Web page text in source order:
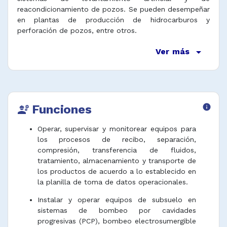
reacondicionamiento de pozos. Se pueden desempeñar
en plantas de producción de hidrocarburos y
perforación de pozos, entre otros.
Ver más arrow_drop_down
engineering Funciones info
Operar, supervisar y monitorear equipos para
los procesos de recibo, separación,
compresión, transferencia de fluidos,
tratamiento, almacenamiento y transporte de
los productos de acuerdo a lo establecido en
la planilla de toma de datos operacionales.
Instalar y operar equipos de subsuelo en
sistemas de bombeo por cavidades
progresivas (PCP), bombeo electrosumergible